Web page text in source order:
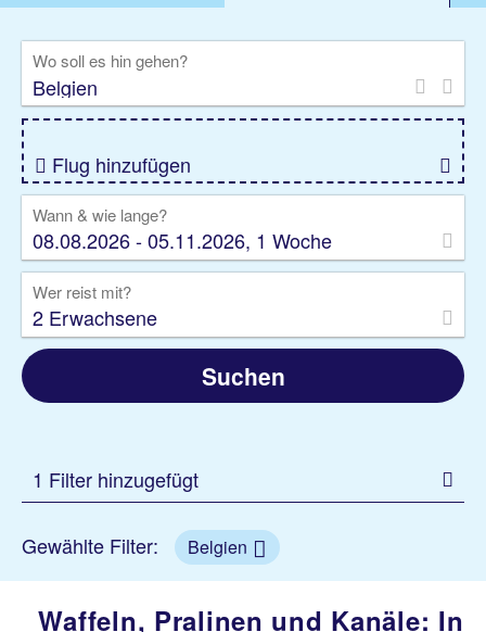
Rundreise
Kreuzfahrt
Gruppenreise
Camper Privattransfer
Wo soll es hin gehen?
Flug hinzufügen
Wann & wie lange?
08.08.2026 - 05.11.2026, 1 Woche
Wer reist mit?
2 Erwachsene
Suchen
1 Filter hinzugefügt
Gewählte Filter: Belgien
Waffeln, Pralinen und Kanäle: In